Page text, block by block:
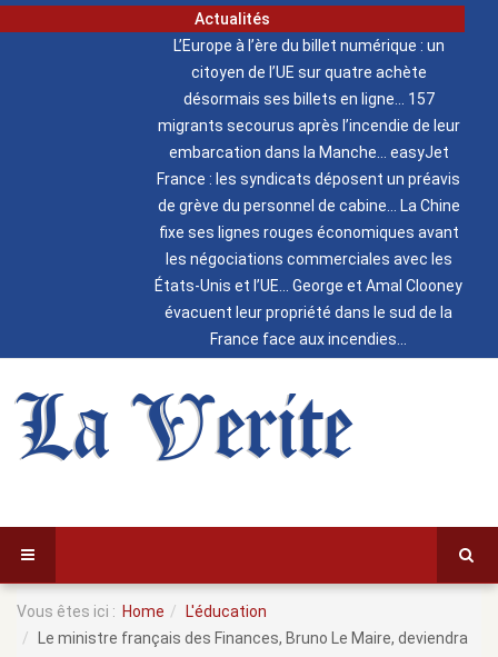
Actualités
L’Europe à l’ère du billet numérique : un
citoyen de l’UE sur quatre achète
désormais ses billets en ligne
157
migrants secourus après l’incendie de leur
embarcation dans la Manche
easyJet
France : les syndicats déposent un préavis
de grève du personnel de cabine
La Chine
fixe ses lignes rouges économiques avant
les négociations commerciales avec les
États-Unis et l’UE
George et Amal Clooney
évacuent leur propriété dans le sud de la
France face aux incendies
La Verite
Vous êtes ici : Home
L'éducation
Le ministre français des Finances, Bruno Le Maire, deviendra